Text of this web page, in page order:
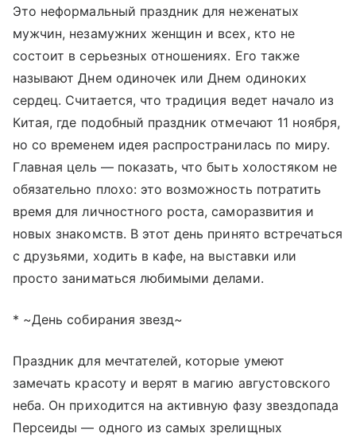
Это неформальный праздник для неженатых
мужчин, незамужних женщин и всех, кто не
состоит в серьезных отношениях. Его также
называют Днем одиночек или Днем одиноких
сердец. Считается, что традиция ведет начало из
Китая, где подобный праздник отмечают 11 ноября,
но со временем идея распространилась по миру.
Главная цель — показать, что быть холостяком не
обязательно плохо: это возможность потратить
время для личностного роста, саморазвития и
новых знакомств. В этот день принято встречаться
с друзьями, ходить в кафе, на выставки или
просто заниматься любимыми делами.
* ~День собирания звезд~
Праздник для мечтателей, которые умеют
замечать красоту и верят в магию августовского
неба. Он приходится на активную фазу звездопада
Персеиды — одного из самых зрелищных